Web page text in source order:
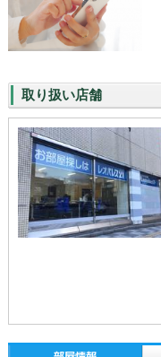
取り扱い店舗